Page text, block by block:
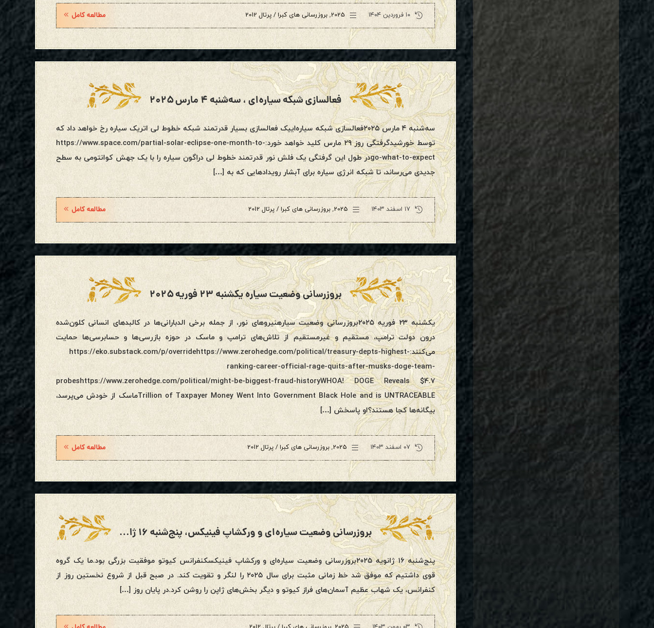
۱۰ فروردین ۱۴۰۴ 2025
, بروزرسانی های کبرا / پرتال 2012 مطالعه کامل
فعالسازی شبکه سیاره‌ای ، سه‌شنبه ۴ مارس ۲۰۲۵
سه‌شنبه ۴ مارس ۲۰۲۵فعالسازی شبکه سیاره‌اییک فعالسازی بسیار قدرتمند شبکه خطوط لی اتریک سیاره رخ خواهد داد که
توسط خورشیدگرفتگی روز ۲۹ مارس کلید خواهد خورد:https://www.space.com/partial-solar-eclipse-one-month-to-
go-what-to-expectدر طول این گرفتگی یک فلش نور قدرتمند خطوط لی دراگون سیاره را با یک جهش کوانتومی به سطح
جدیدی می‌رساند، تا شبکه انرژی سیاره برای آبشار رویدادهایی که به […]
۱۷ اسفند ۱۴۰۳ 2025
, بروزرسانی های کبرا / پرتال 2012 مطالعه کامل
بروزرسانی وضعیت سیاره یکشنبه ۲۳ فوریه ۲۰۲۵
یکشنبه ۲۳ فوریه ۲۰۲۵بروزرسانی وضعیت سیارهنیروهای نور، از جمله برخی الدبارانی‌ها در کالبدهای انسانی کلون‌شده
درون دولت ترامپ، مستقیم و غیرمستقیم از تلاش‌های ترامپ و ماسک در حوزه بازرسی‌ها و حسابرسی‌ها حمایت
می‌کنند:https://eko.substack.com/p/overridehttps://www.zerohedge.com/political/treasury-depts-highest-
ranking-career-official-rage-quits-after-musks-doge-team-
probeshttps://www.zerohedge.com/political/might-be-biggest-fraud-historyWHOA! DOGE Reveals $4.7
Trillion of Taxpayer Money Went Into Government Black Hole and is UNTRACEABLEماسک از خودش می‌پرسد،
بیگانه‌ها کجا هستند؟او پاسخش […]
۰۷ اسفند ۱۴۰۳ 2025
, بروزرسانی های کبرا / پرتال 2012 مطالعه کامل
بروزرسانی وضعیت سیاره‌ای و ورکشاپ فینیکس، پنج‌شنبه ۱۶ ژانویه ۲۰۲۵
پنج‌شنبه ۱۶ ژانویه ۲۰۲۵بروزرسانی وضعیت سیاره‌ای و ورکشاپ فینیکسکنفرانس کیوتو موفقیت بزرگی بود.ما یک گروه
قوی داشتیم که موفق شد خط زمانی مثبت برای سال ۲۰۲۵ را لنگر و تقویت کند. در صبح قبل از شروع نخستین روز از
کنفرانس، یک شهاب عظیم آسمان‌های فراز کیوتو و دیگر بخش‌های ژاپن را روشن کرد.در پایان روز […]